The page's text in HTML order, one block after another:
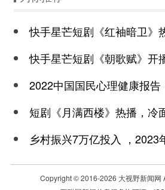
快手星芒短剧《红袖暗卫》热播，先
快手星芒短剧《朝歌赋》开播，看一代
2022中国国民心理健康报告：青少
短剧《月满西楼》热播，冷面督军与
乡村振兴7万亿投入 ，2023年项目开
Copyright © 2016-2026 大视野新闻网